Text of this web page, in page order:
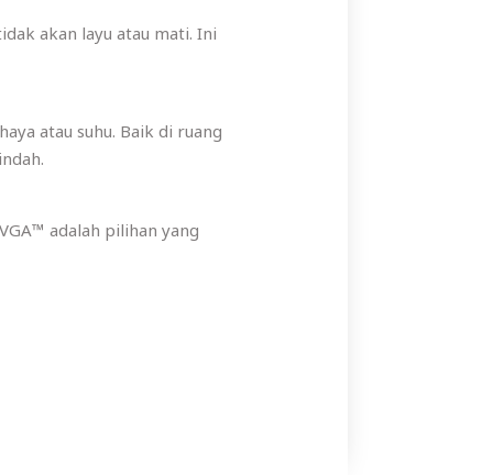
akan layu atau mati. Ini
atau suhu. Baik di ruang
adalah pilihan yang